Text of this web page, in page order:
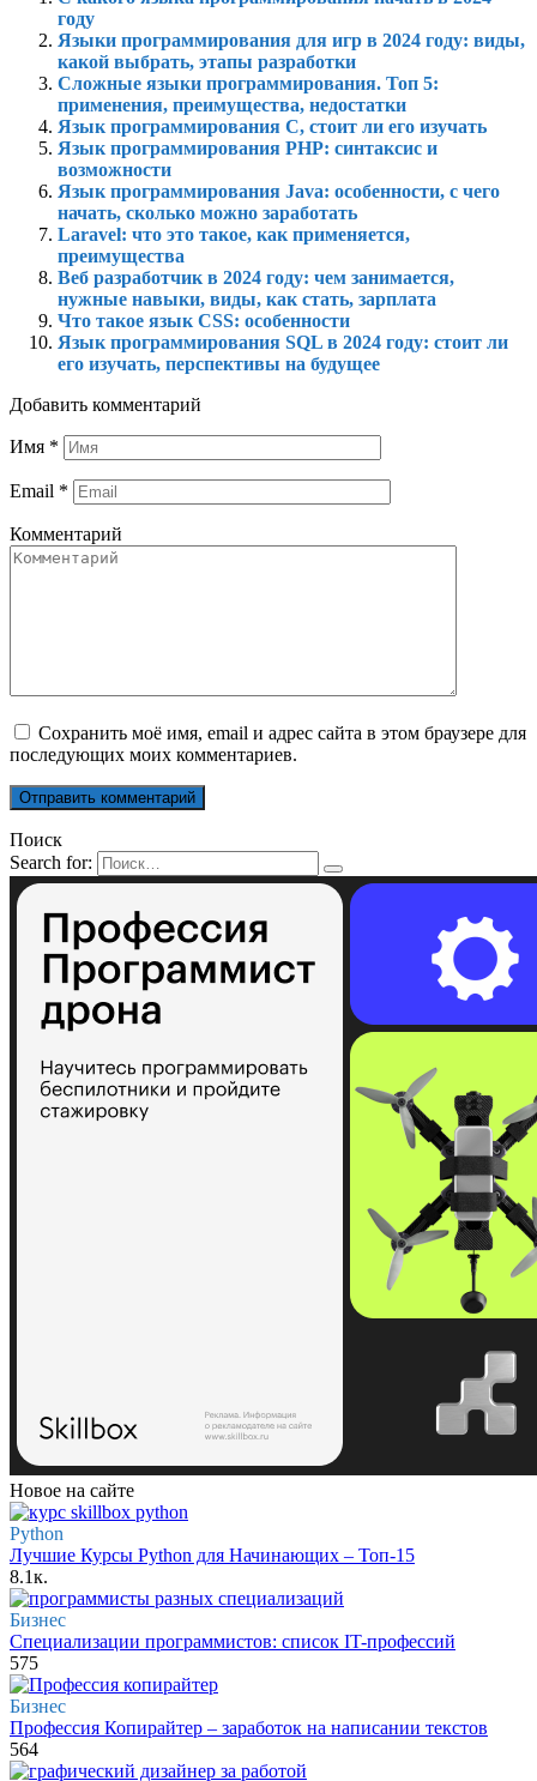
году
Языки программирования для игр в 2024 году: виды,
какой выбрать, этапы разработки
Сложные языки программирования. Топ 5:
применения, преимущества, недостатки
Язык программирования C, стоит ли его изучать
Язык программирования PHP: синтаксис и
возможности
Язык программирования Java: особенности, с чего
начать, сколько можно заработать
Laravel: что это такое, как применяется,
преимущества
Веб разработчик в 2024 году: чем занимается,
нужные навыки, виды, как стать, зарплата
Что такое язык CSS: особенности
Язык программирования SQL в 2024 году: стоит ли
его изучать, перспективы на будущее
Добавить комментарий
Имя *
Email *
Комментарий
Сохранить моё имя, email и адрес сайта в этом браузере для
последующих моих комментариев.
Поиск
Search for:
Новое на сайте
Python
Лучшие Курсы Python для Начинающих – Топ-15
8.1к.
Бизнес
Специализации программистов: список IT-профессий
575
Бизнес
Профессия Копирайтер – заработок на написании текстов
564